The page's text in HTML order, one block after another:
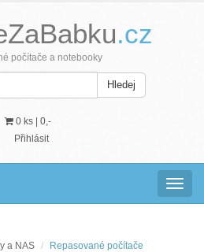
.cz
počítače a notebooky
Hledej
0 ks | 0,-
Přihlásit
a NAS
Repasované počítače